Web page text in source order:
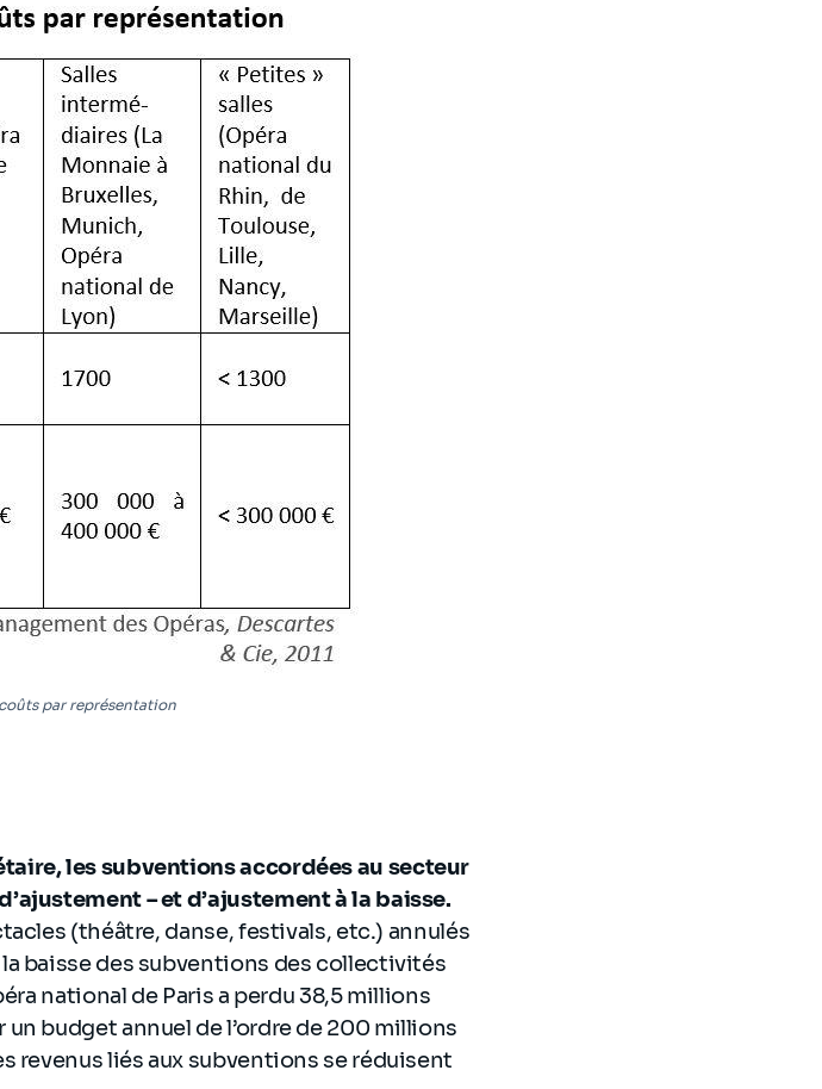
par représentation
les subventions accordées au secteur
– et d’ajustement à la baisse.
(théâtre, danse, festivals, etc.) annulés
baisse des subventions des collectivités
national de Paris a perdu 38,5 millions
budget annuel de l’ordre de 200 millions
revenus liés aux subventions se réduisent